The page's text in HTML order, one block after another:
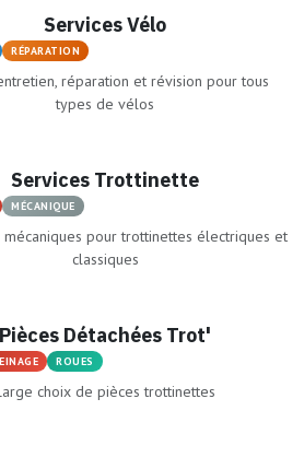
Services Vélo
RÉPARATION
réparation et révision pour tous
types de vélos
Services Trottinette
MÉCANIQUE
mécaniques pour trottinettes électriques et
classiques
Pièces Détachées Trot'
ROUES
choix de pièces trottinettes